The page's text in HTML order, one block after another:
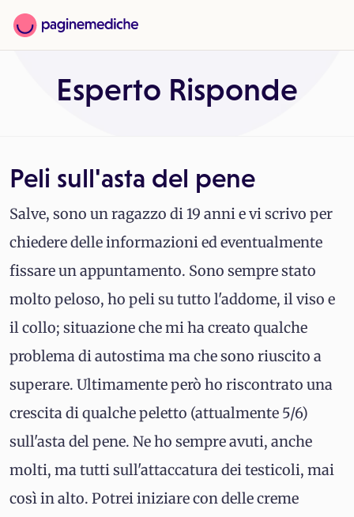
Esperto Risponde
Peli sull'asta del pene
Salve, sono un ragazzo di 19 anni e vi scrivo per
chiedere delle informazioni ed eventualmente
fissare un appuntamento. Sono sempre stato
molto peloso, ho peli su tutto l'addome, il viso e
il collo; situazione che mi ha creato qualche
problema di autostima ma che sono riuscito a
superare. Ultimamente però ho riscontrato una
crescita di qualche peletto (attualmente 5/6)
sull'asta del pene. Ne ho sempre avuti, anche
molti, ma tutti sull'attaccatura dei testicoli, mai
così in alto. Potrei iniziare con delle creme